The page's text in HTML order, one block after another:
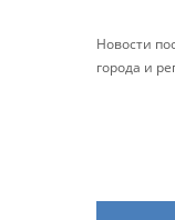
Новости
города и